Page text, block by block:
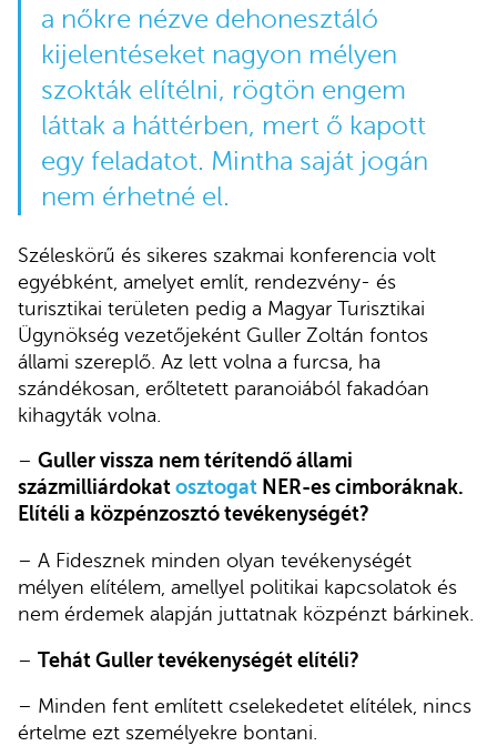
a nőkre nézve dehonesztáló
kijelentéseket nagyon mélyen
szokták elítélni, rögtön engem
láttak a háttérben, mert ő kapott
egy feladatot. Mintha saját jogán
nem érhetné el.
Széleskörű és sikeres szakmai konferencia volt
egyébként, amelyet említ, rendezvény- és
turisztikai területen pedig a Magyar Turisztikai
Ügynökség vezetőjeként Guller Zoltán fontos
állami szereplő. Az lett volna a furcsa, ha
szándékosan, erőltetett paranoiából fakadóan
kihagyták volna.
– Guller vissza nem térítendő állami
százmilliárdokat osztogat NER-es cimboráknak.
Elítéli a közpénzosztó tevékenységét?
– A Fidesznek minden olyan tevékenységét
mélyen elítélem, amellyel politikai kapcsolatok és
nem érdemek alapján juttatnak közpénzt bárkinek.
– Tehát Guller tevékenységét elítéli?
– Minden fent említett cselekedetet elítélek, nincs
értelme ezt személyekre bontani.